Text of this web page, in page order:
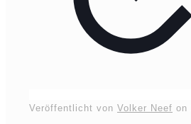
Veröffentlicht von Volker Neef on